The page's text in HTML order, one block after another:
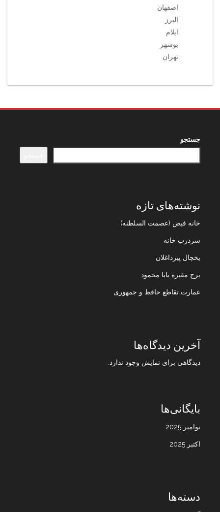
اصفهان
البرز
ایلام
بوشهر
تهران
جستجو
نوشته‌های تازه
خانه فیض (عصمت السلطنه)
سردرب خانه
یخچال پیرداغلان
برج مقبره بابا محمود
عمارت تقاطع حافظ و جمهوری
آخرین دیدگاه‌ها
دیدگاهی برای نمایش وجود ندارد.
بایگانی‌ها
نوامبر 2025
اکتبر 2025
دسته‌ها